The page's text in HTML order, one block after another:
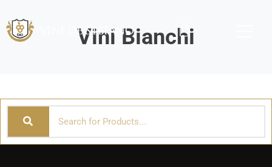
contenuto
Cart
Vini Bianchi